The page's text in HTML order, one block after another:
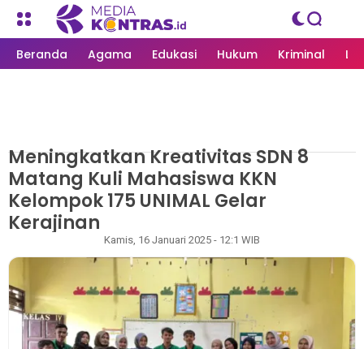
Beranda Agama Edukasi Hukum Kriminal
MEDIAKONTRAS.ID/PENDIDIKAN
Meningkatkan Kreativitas SDN 8
Matang Kuli Mahasiswa KKN
Kelompok 175 UNIMAL Gelar
Kerajinan
Kamis, 16 Januari 2025 - 12:1 WIB